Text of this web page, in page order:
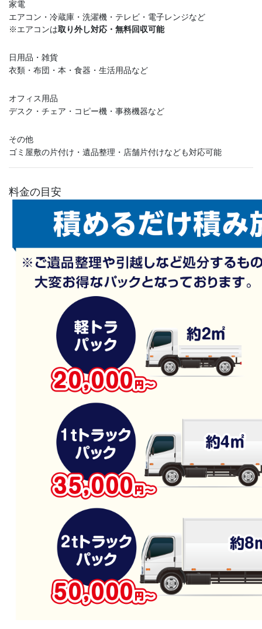
家電
エアコン・冷蔵庫・洗濯機・テレビ・電子レンジなど
※エアコンは取り外し対応・無料回収可能
日用品・雑貨
衣類・布団・本・食器・生活用品など
オフィス用品
デスク・チェア・コピー機・事務機器など
その他
ゴミ屋敷の片付け・遺品整理・店舗片付けなども対応可能
料金の目安